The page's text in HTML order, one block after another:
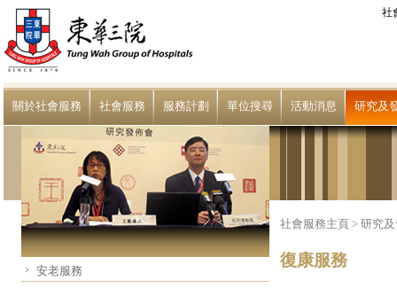
社
關於社會服務 社會服務 服務計劃 單位搜尋 活動消息 研究及
安老服務
社會服務主頁 > 研究
復康服務